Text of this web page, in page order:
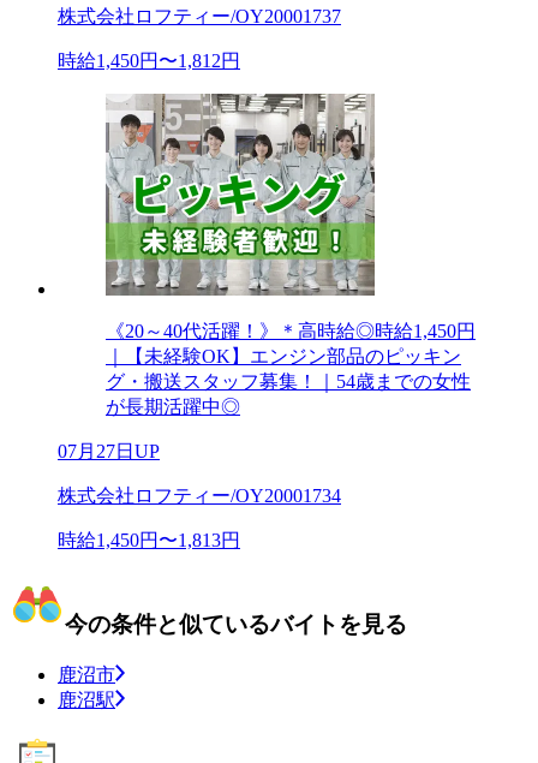
株式会社ロフティー/OY20001737
時給1,450円〜1,812円
《20～40代活躍！》＊高時給◎時給1,450円
｜【未経験OK】エンジン部品のピッキン
グ・搬送スタッフ募集！｜54歳までの女性
が長期活躍中◎
07月27日UP
株式会社ロフティー/OY20001734
時給1,450円〜1,813円
今の条件と似ているバイトを見る
鹿沼市
鹿沼駅